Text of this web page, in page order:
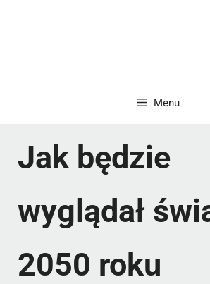
Menu
Jak będzie
wyglądał
2050 roku